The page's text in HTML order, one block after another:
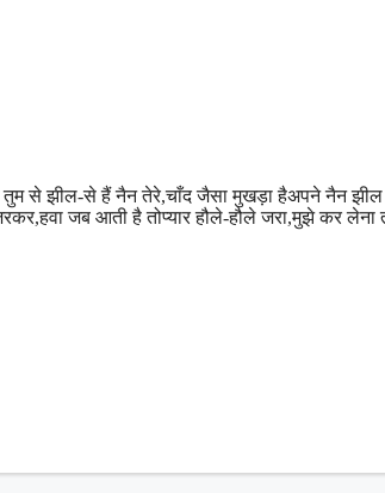
से झील-से हैं नैन तेरे,चाँद जैसा मुखड़ा हैअपने नैन
जब आती है तोप्यार हौले-हौले जरा,मुझे कर लेना